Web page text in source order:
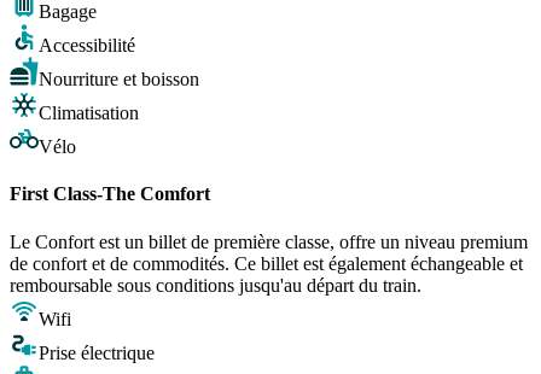
Bagage
Accessibilité
Nourriture et boisson
Climatisation
Vélo
First Class-The Comfort
Le Confort est un billet de première classe, offre un niveau premium
de confort et de commodités. Ce billet est également échangeable et
remboursable sous conditions jusqu'au départ du train.
Wifi
Prise électrique